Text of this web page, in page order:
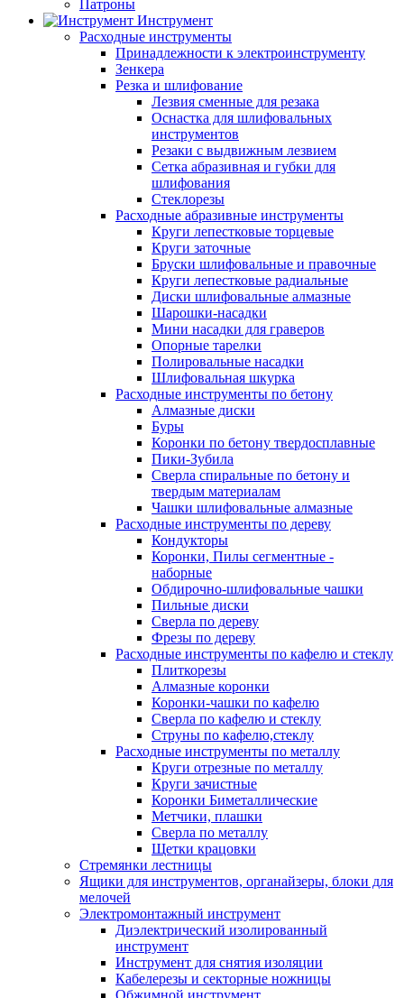
Патроны
Инструмент
Расходные инструменты
Принадлежности к электроинструменту
Зенкера
Резка и шлифование
Лезвия сменные для резака
Оснастка для шлифовальных
инструментов
Резаки с выдвижным лезвием
Сетка абразивная и губки для
шлифования
Стеклорезы
Расходные абразивные инструменты
Круги лепестковые торцевые
Круги заточные
Бруски шлифовальные и правочные
Круги лепестковые радиальные
Диски шлифовальные алмазные
Шарошки-насадки
Мини насадки для граверов
Опорные тарелки
Полировальные насадки
Шлифовальная шкурка
Расходные инструменты по бетону
Алмазные диски
Буры
Коронки по бетону твердосплавные
Пики-Зубила
Сверла спиральные по бетону и
твердым материалам
Чашки шлифовальные алмазные
Расходные инструменты по дереву
Кондукторы
Коронки, Пилы сегментные -
наборные
Обдирочно-шлифовальные чашки
Пильные диски
Сверла по дереву
Фрезы по дереву
Расходные инструменты по кафелю и стеклу
Плиткорезы
Алмазные коронки
Коронки-чашки по кафелю
Сверла по кафелю и стеклу
Струны по кафелю,стеклу
Расходные инструменты по металлу
Круги отрезные по металлу
Круги зачистные
Коронки Биметаллические
Метчики, плашки
Сверла по металлу
Щетки крацовки
Стремянки лестницы
Ящики для инструментов, органайзеры, блоки для
мелочей
Электромонтажный инструмент
Диэлектрический изолированный
инструмент
Инструмент для снятия изоляции
Кабелерезы и секторные ножницы
Обжимной инструмент